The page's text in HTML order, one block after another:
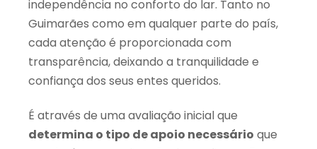
independência no conforto do lar. Tanto no
Guimarães como em qualquer parte do país,
cada atenção é proporcionada com
transparência, deixando a tranquilidade e
confiança dos seus entes queridos.
É através de uma avaliação inicial que
determina o tipo de apoio necessário que